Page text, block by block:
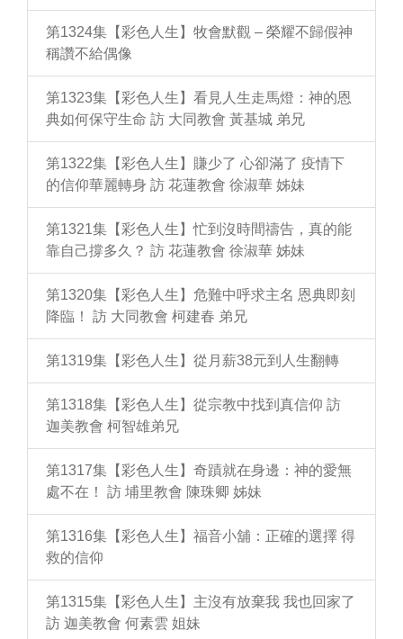
第1324集【彩色人生】牧會默觀 – 榮耀不歸假神
稱讚不給偶像
第1323集【彩色人生】看見人生走馬燈：神的恩
典如何保守生命 訪 大同教會 黃基城 弟兄
第1322集【彩色人生】賺少了 心卻滿了 疫情下
的信仰華麗轉身 訪 花蓮教會 徐淑華 姊妹
第1321集【彩色人生】忙到沒時間禱告，真的能
靠自己撐多久？ 訪 花蓮教會 徐淑華 姊妹
第1320集【彩色人生】危難中呼求主名 恩典即刻
降臨！ 訪 大同教會 柯建春 弟兄
第1319集【彩色人生】從月薪38元到人生翻轉
第1318集【彩色人生】從宗教中找到真信仰 訪
迦美教會 柯智雄弟兄
第1317集【彩色人生】奇蹟就在身邊：神的愛無
處不在！ 訪 埔里教會 陳珠卿 姊妹
第1316集【彩色人生】福音小舖：正確的選擇 得
救的信仰
第1315集【彩色人生】主沒有放棄我 我也回家了
訪 迦美教會 何素雲 姐妹